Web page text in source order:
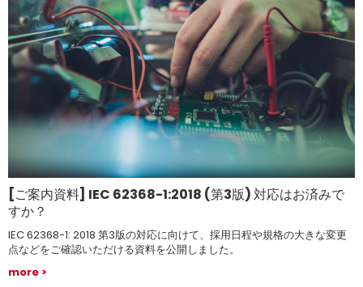
[ご案内資料] IEC 62368-1:2018 (第3版) 対応はお済みで
すか？
IEC 62368-1: 2018 第3版の対応に向けて、採用日程や規格の大きな変更
点などをご確認いただける資料を公開しました。
more